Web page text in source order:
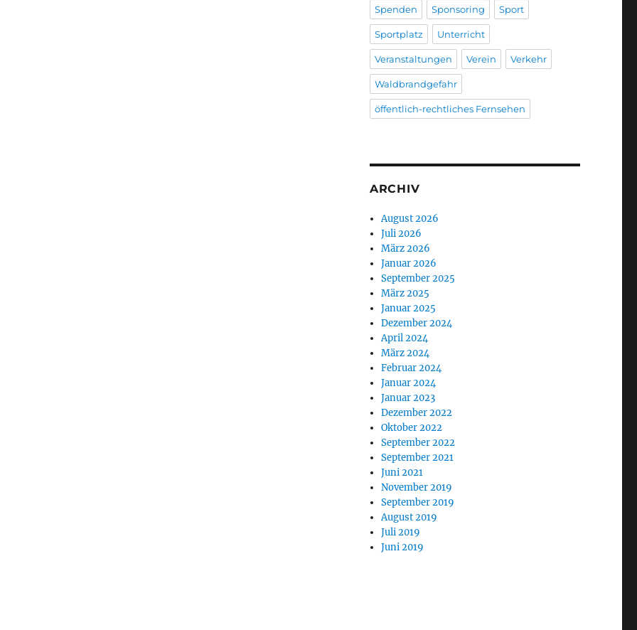
Spenden Sponsoring Sport
Sportplatz Unterricht
Veranstaltungen Verein Verkehr
Waldbrandgefahr
öffentlich-rechtliches Fernsehen
ARCHIV
August 2026
Juli 2026
März 2026
Januar 2026
September 2025
März 2025
Januar 2025
Dezember 2024
April 2024
März 2024
Februar 2024
Januar 2024
Januar 2023
Dezember 2022
Oktober 2022
September 2022
September 2021
Juni 2021
November 2019
September 2019
August 2019
Juli 2019
Juni 2019